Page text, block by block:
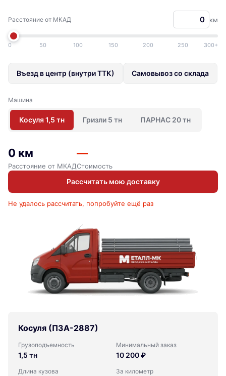
Расстояние от МКАД км
0 50 100 150 200 250 300+
Въезд в центр (внутри ТТК) Самовывоз со склада
Машина
Косуля 1,5 тн Гризли 5 тн ПАРНАС 20 тн
0 км
Расстояние от МКАД
—
Стоимость
Рассчитать мою доставку
Не удалось рассчитать, попробуйте ещё раз
Косуля (ПЗА-2887)
Грузоподъемность
1,5 тн
Минимальный заказ
10 200 ₽
Длина кузова За километр